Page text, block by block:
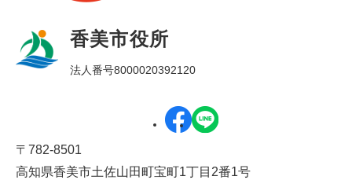
香美市役所
法人番号8000020392120
〒782-8501
高知県香美市土佐山田町宝町1丁目2番1号